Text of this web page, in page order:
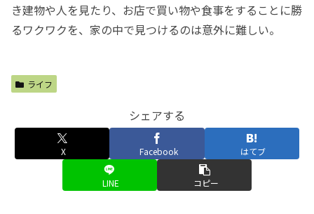
き建物や人を見たり、お店で買い物や食事をすることに勝
るワクワクを、家の中で見つけるのは意外に難しい。
ライフ
シェアする
X Facebook はてブ
LINE コピー